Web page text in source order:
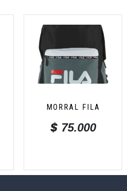
MORRAL FILA
$ 75.000